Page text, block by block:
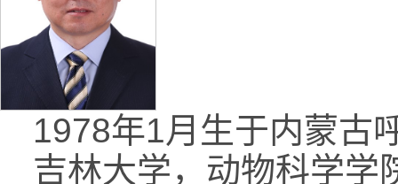
1978年1月生于内蒙古
吉林大学，动物科学学